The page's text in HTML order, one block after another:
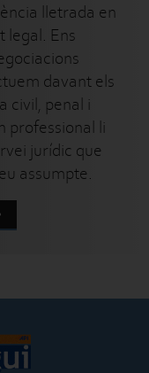
lletrada en
legal. Ens
davant els
civil, penal i
professional li
jurídic que
assumpte.